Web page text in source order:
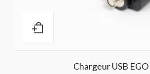
Chargeur USB EGO